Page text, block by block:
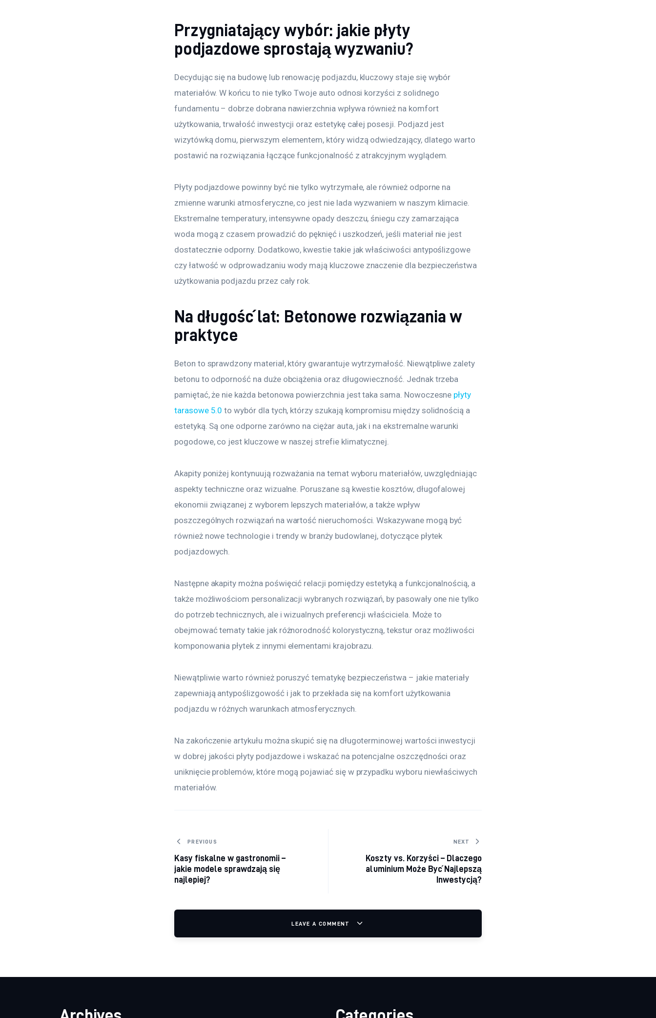
Przygniatający wybór: jakie płyty
podjazdowe sprostają wyzwaniu?
Decydując się na budowę lub renowację podjazdu, kluczowy staje się wybór
materiałów. W końcu to nie tylko Twoje auto odnosi korzyści z solidnego
fundamentu – dobrze dobrana nawierzchnia wpływa również na komfort
użytkowania, trwałość inwestycji oraz estetykę całej posesji. Podjazd jest
wizytówką domu, pierwszym elementem, który widzą odwiedzający, dlatego warto
postawić na rozwiązania łączące funkcjonalność z atrakcyjnym wyglądem.
Płyty podjazdowe powinny być nie tylko wytrzymałe, ale również odporne na
zmienne warunki atmosferyczne, co jest nie lada wyzwaniem w naszym klimacie.
Ekstremalne temperatury, intensywne opady deszczu, śniegu czy zamarzająca
woda mogą z czasem prowadzić do pęknięć i uszkodzeń, jeśli materiał nie jest
dostatecznie odporny. Dodatkowo, kwestie takie jak właściwości antypoślizgowe
czy łatwość w odprowadzaniu wody mają kluczowe znaczenie dla bezpieczeństwa
użytkowania podjazdu przez cały rok.
Na długość lat: Betonowe rozwiązania w
praktyce
Beton to sprawdzony materiał, który gwarantuje wytrzymałość. Niewątpliwe zalety
betonu to odporność na duże obciążenia oraz długowieczność. Jednak trzeba
pamiętać, że nie każda betonowa powierzchnia jest taka sama. Nowoczesne płyty
tarasowe 5.0 to wybór dla tych, którzy szukają kompromisu między solidnością a
estetyką. Są one odporne zarówno na ciężar auta, jak i na ekstremalne warunki
pogodowe, co jest kluczowe w naszej strefie klimatycznej.
Akapity poniżej kontynuują rozważania na temat wyboru materiałów, uwzględniając
aspekty techniczne oraz wizualne. Poruszane są kwestie kosztów, długofalowej
ekonomii związanej z wyborem lepszych materiałów, a także wpływ
poszczególnych rozwiązań na wartość nieruchomości. Wskazywane mogą być
również nowe technologie i trendy w branży budowlanej, dotyczące płytek
podjazdowych.
Następne akapity można poświęcić relacji pomiędzy estetyką a funkcjonalnością, a
także możliwościom personalizacji wybranych rozwiązań, by pasowały one nie tylko
do potrzeb technicznych, ale i wizualnych preferencji właściciela. Może to
obejmować tematy takie jak różnorodność kolorystyczną, tekstur oraz możliwości
komponowania płytek z innymi elementami krajobrazu.
Niewątpliwie warto również poruszyć tematykę bezpieczeństwa – jakie materiały
zapewniają antypoślizgowość i jak to przekłada się na komfort użytkowania
podjazdu w różnych warunkach atmosferycznych.
Na zakończenie artykułu można skupić się na długoterminowej wartości inwestycji
w dobrej jakości płyty podjazdowe i wskazać na potencjalne oszczędności oraz
uniknięcie problemów, które mogą pojawiać się w przypadku wyboru niewłaściwych
materiałów.
Nawigacja wpisu
PREVIOUS
Kasy fiskalne w gastronomii –
jakie modele sprawdzają się
najlepiej?
NEXT
Koszty vs. Korzyści – Dlaczego
aluminium Może Być Najlepszą
Inwestycją?
LEAVE A COMMENT